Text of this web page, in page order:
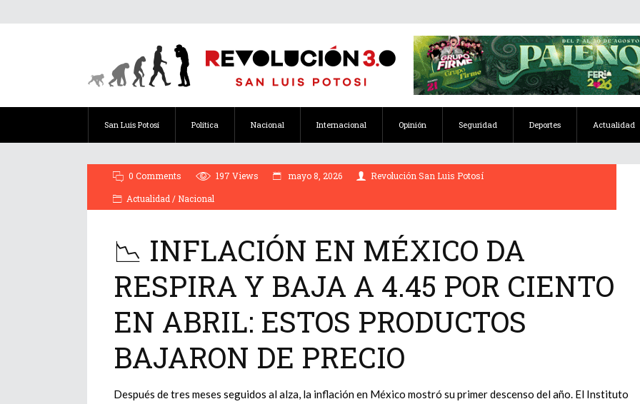
San Luis Potosí Política Nacional Internacional Opinión Seguridad Deportes Actualidad
0 Comments 197 Views mayo 8, 2026
Revolución San Luis Potosí
Actualidad / Nacional
📉 INFLACIÓN EN MÉXICO DA
RESPIRA Y BAJA A 4.45 POR CIENTO
EN ABRIL: ESTOS PRODUCTOS
BAJARON DE PRECIO
Después de tres meses seguidos al alza, la inflación en México mostró su primer descenso del año. El Instituto